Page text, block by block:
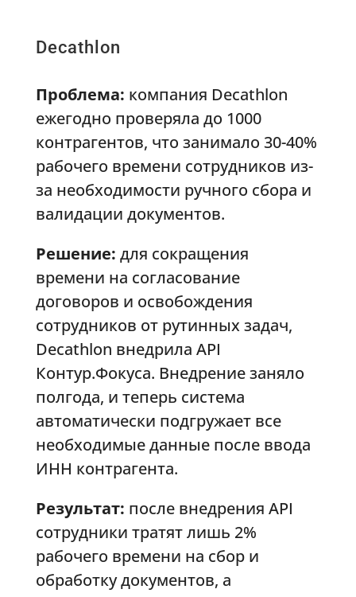
Decathlon
Проблема: компания Decathlon
ежегодно проверяла до 1000
контрагентов, что занимало 30-40%
рабочего времени сотрудников из-
за необходимости ручного сбора и
валидации документов.
Решение: для сокращения
времени на согласование
договоров и освобождения
сотрудников от рутинных задач,
Decathlon внедрила API
Контур.Фокуса. Внедрение заняло
полгода, и теперь система
автоматически подгружает все
необходимые данные после ввода
ИНН контрагента.
Результат: после внедрения API
сотрудники тратят лишь 2%
рабочего времени на сбор и
обработку документов, а